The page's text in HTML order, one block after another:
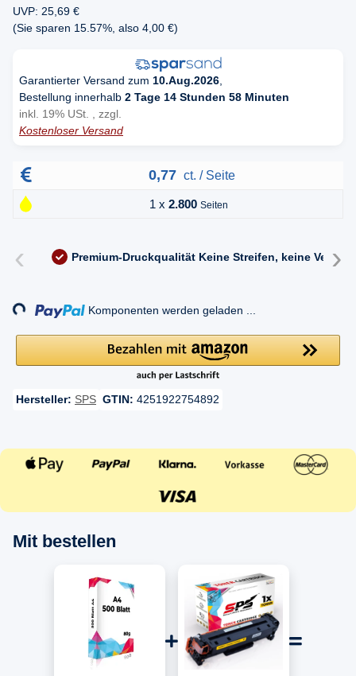
UVP: 25,69 €
(Sie sparen 15.57% , also 4,00 €)
Garantierter Versand zum 10.Aug.2026
Bestellung innerhalb 2 Tage 14 Stunden 58 Minuten
inkl. 19% USt. , zzgl.
Kostenloser Versand
0,77 ct. / Seite
1 x 2.800 Seiten
‹ Premium-Druckqualität Keine Streifen, keine ›
Loading... Komponenten werden geladen ...
Hersteller: SPS GTIN: 4251922754892
Mit bestellen